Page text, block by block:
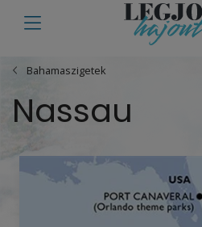
Bahamaszigetek
Nassau